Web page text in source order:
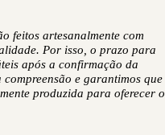
feitos artesanalmente com
Por isso, o prazo para
após a confirmação da
e garantimos que
produzida para oferecer o